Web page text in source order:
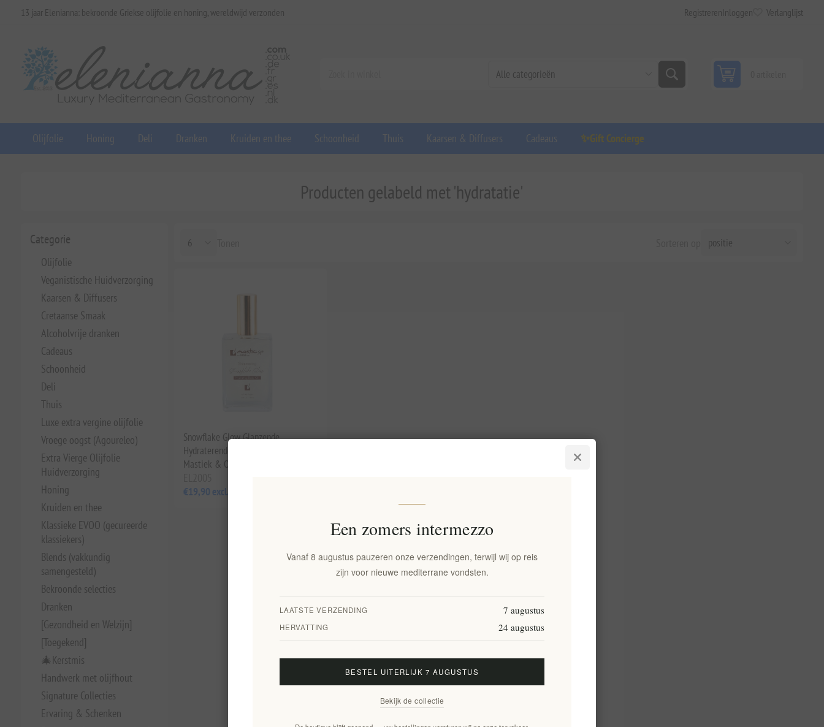
13 jaar Elenianna: bekroonde Griekse olijfolie en honing, wereldwijd verzonden Registreren Inloggen Verlanglijst
Olijfolie Honing Deli Dranken Kruiden en thee Schoonheid Thuis Kaarsen & Diffusers Cadeaus ✨Gift Concierge
Categorie
Olijfolie
Veganistische Huidverzorging
Kaarsen & Diffusers
Cretaanse Smaak
Alcoholvrije dranken
Cadeaus
Schoonheid
Deli
Thuis
Luxe extra vergine olijfolie
Vroege oogst (Agoureleo)
Extra Vierge Olijfolie
Huidverzorging
Honing
Kruiden en thee
Klassieke EVOO (gecureerde
klassiekers)
Blends (vakkundig
samengesteld)
Bekroonde selecties
Dranken
[Gezondheid en Welzijn]
[Toegekend]
🎄Kerstmis
Handwerk met olijfhout
Signature Collecties
Ervaring & Schenken
Producten gelabeld met 'hydratatie'
Snowflake Glow Glanzende
Hydraterende Lichaamsolie met
Mastiek & Olijf
€19,90 excl. BTW
Een zomers intermezzo
Vanaf 8 augustus pauzeren onze verzendingen, terwijl wij op reis
zijn voor nieuwe mediterrane vondsten.
LAATSTE VERZENDING 7 augustus
HERVATTING 24 augustus
BESTEL UITERLIJK 7 AUGUSTUS
Bekijk de collectie